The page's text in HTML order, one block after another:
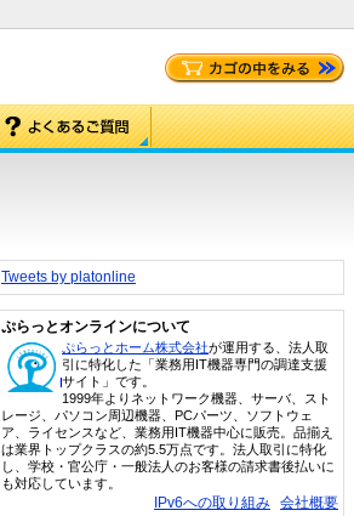
Tweets by platonline
ぷらっとオンラインについて
ぷらっとホーム株式会社が運用する、法人取
引に特化した「業務用IT機器専門の調達支援
サイト」です。
1999年よりネットワーク機器、サーバ、スト
レージ、パソコン周辺機器、PCパーツ、ソフトウェ
ア、ライセンスなど、業務用IT機器中心に販売。品揃え
は業界トップクラスの約5.5万点です。法人取引に特化
し、学校・官公庁・一般法人のお客様の請求書後払いに
も対応しています。
IPv6への取り組み 会社概要